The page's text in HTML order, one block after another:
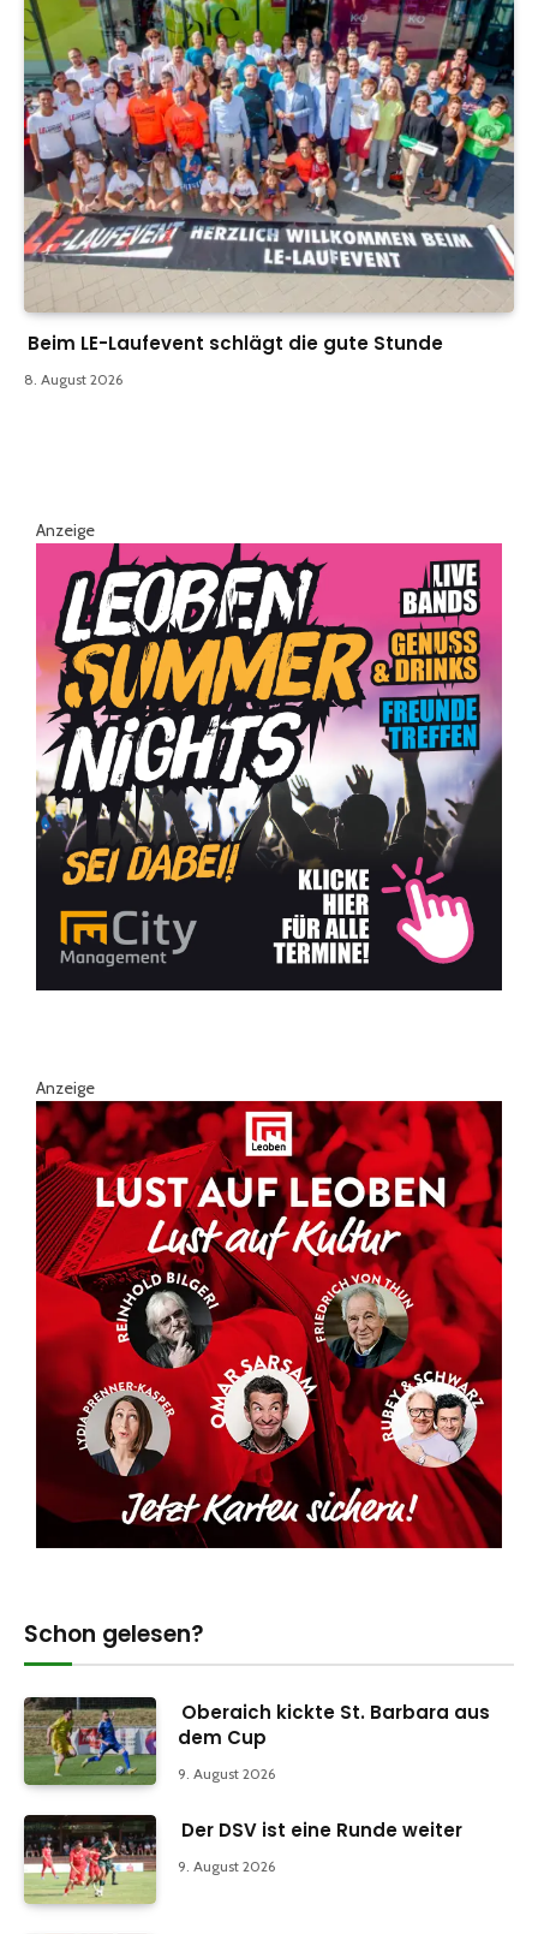
Beim LE-Laufevent schlägt die gute Stunde
8. August 2026
Anzeige
Anzeige
Schon gelesen?
Oberaich kickte St. Barbara aus
dem Cup
9. August 2026
Der DSV ist eine Runde weiter
9. August 2026